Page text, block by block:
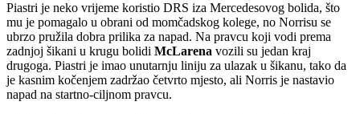
Piastri je neko vrijeme koristio DRS iza Mercedesovog bolida, što
mu je pomagalo u obrani od momčadskog kolege, no Norrisu se
ubrzo pružila dobra prilika za napad. Na pravcu koji vodi prema
zadnjoj šikani u krugu bolidi McLarena vozili su jedan kraj
drugoga. Piastri je imao unutarnju liniju za ulazak u šikanu, tako da
je kasnim kočenjem zadržao četvrto mjesto, ali Norris je nastavio
napad na startno-ciljnom pravcu.